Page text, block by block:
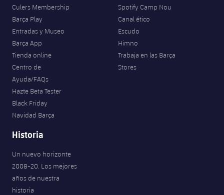
Culers Membership
Barça Play
Entradas y Museo
Barça App
Tienda online
Centro de
Ayuda/FAQs
Hazte Beta Tester
Black Friday
Navidad Barça
Spotify Camp Nou
Canal ético
Escudo
Himno
Trabaja en las Barça
Stores
Historia
Un nuevo horizonte
2008-20. Los mejores
años de nuestra
historia